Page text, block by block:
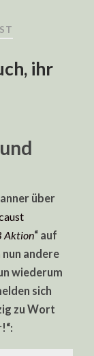
ihr
über
Aktion“ auf
andere
wiederum
sich
zu Wort